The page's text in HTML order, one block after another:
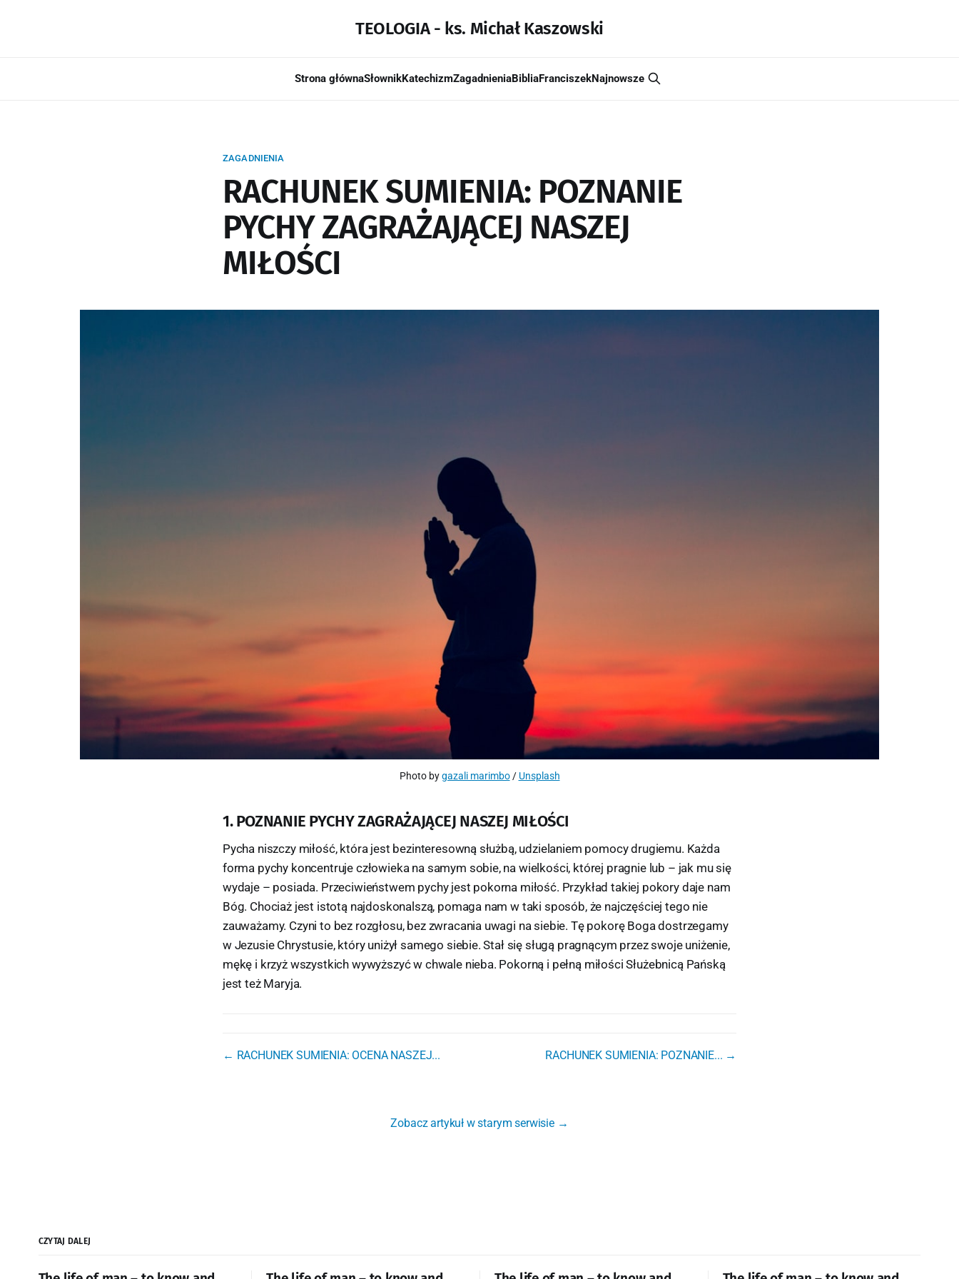
TEOLOGIA - ks. Michał Kaszowski
Strona głównaSłownikKatechizmZagadnieniaBibliaFranciszekNajnowsze
ZAGADNIENIA
RACHUNEK SUMIENIA: POZNANIE
PYCHY ZAGRAŻAJĄCEJ NASZEJ
MIŁOŚCI
Photo by gazali marimbo / Unsplash
1. POZNANIE PYCHY ZAGRAŻAJĄCEJ NASZEJ MIŁOŚCI
Pycha niszczy miłość, która jest bezinteresowną służbą, udzielaniem pomocy drugiemu. Każda
forma pychy koncentruje człowieka na samym sobie, na wielkości, której pragnie lub – jak mu się
wydaje – posiada. Przeciwieństwem pychy jest pokorna miłość. Przykład takiej pokory daje nam
Bóg. Chociaż jest istotą najdoskonalszą, pomaga nam w taki sposób, że najczęściej tego nie
zauważamy. Czyni to bez rozgłosu, bez zwracania uwagi na siebie. Tę pokorę Boga dostrzegamy
w Jezusie Chrystusie, który uniżył samego siebie. Stał się sługą pragnącym przez swoje uniżenie,
mękę i krzyż wszystkich wywyższyć w chwale nieba. Pokorną i pełną miłości Służebnicą Pańską
jest też Maryja.
← RACHUNEK SUMIENIA: OCENA NASZEJ... RACHUNEK SUMIENIA: POZNANIE... →
Zobacz artykuł w starym serwisie →
CZYTAJ DALEJ